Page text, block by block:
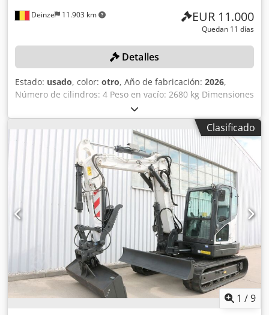
Deinze 11.903 km EUR 11.000
Quedan 11 días
Detalles
Estado: usado, color: otro, Año de fabricación: 2026,
Número de cilindros: 4 Peso en vacío: 2680 kg Dimensiones
(largo x ancho x alto): 337 x 172 x 197 cm Sistema de
cambio rápido: sí Peso propio: 2680 kg Dimensiones de
transporte: 3378 x 1727 x 1972 mm Marca y modelo del
motor: Kubota V2403 Potencia: 36,5 kW / 48,9 CV Cilindros:
4 Tamaño de los neumáticos: ruedas delanteras y traseras:
30x10-16 Ancho de la pala: 1730 mm Equipamiento:
sistema de cambio rápido mecánico Credpfx Anozrv Ulo
Eof Función adicional: Sin certificación ni registro CE Sin
documentación
Clasificado
1 /9